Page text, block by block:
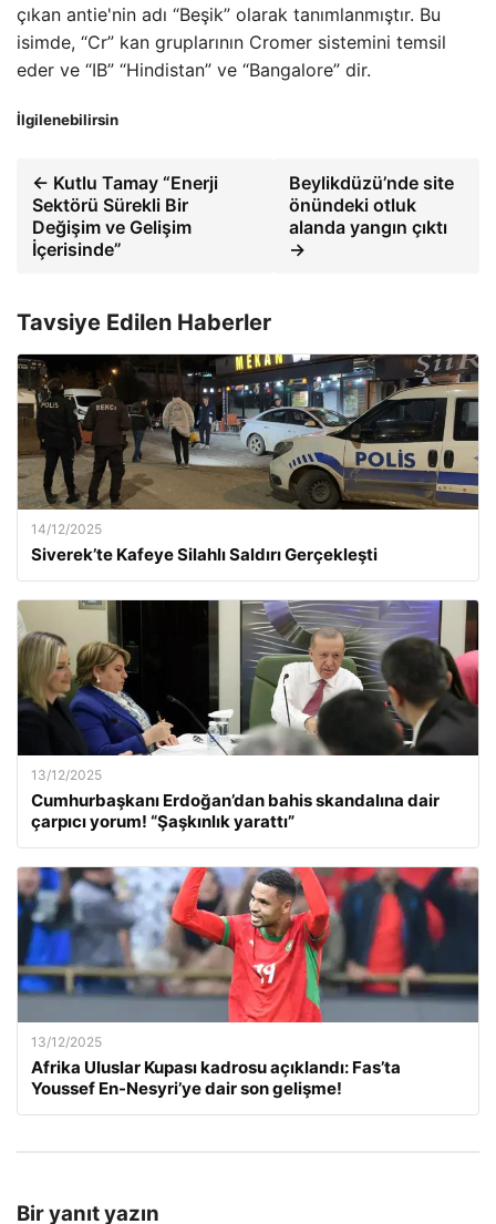
çıkan antie'nin adı “Beşik” olarak tanımlanmıştır. Bu
isimde, “Cr” kan gruplarının Cromer sistemini temsil
eder ve “IB” “Hindistan” ve “Bangalore” dir.
İlgilenebilirsin
← Kutlu Tamay “Enerji
Sektörü Sürekli Bir
Değişim ve Gelişim
İçerisinde”
Beylikdüzü’nde site
önündeki otluk
alanda yangın çıktı
→
Tavsiye Edilen Haberler
14/12/2025
Siverek’te Kafeye Silahlı Saldırı Gerçekleşti
13/12/2025
Cumhurbaşkanı Erdoğan’dan bahis skandalına dair
çarpıcı yorum! “Şaşkınlık yarattı”
13/12/2025
Afrika Uluslar Kupası kadrosu açıklandı: Fas’ta
Youssef En-Nesyri’ye dair son gelişme!
Bir yanıt yazın